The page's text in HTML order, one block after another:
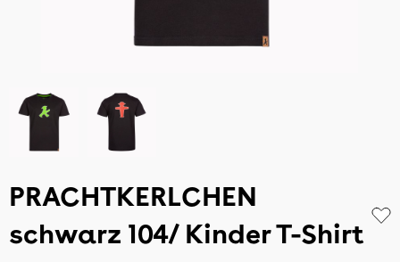
PRACHTKERLCHEN
schwarz 104/ Kinder T-Shirt